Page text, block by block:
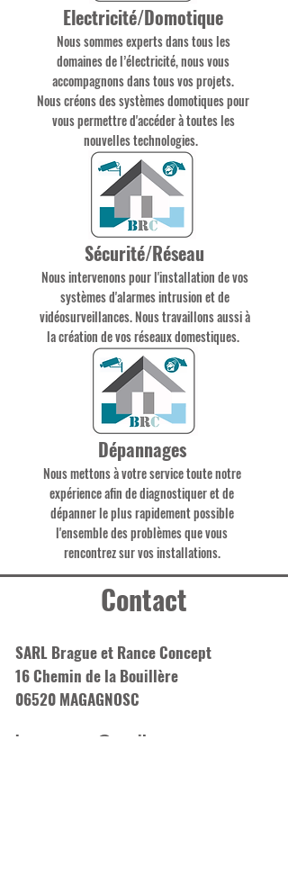
Electricité/Domotique
Nous sommes experts dans tous les
domaines de l’électricité, nous vous
accompagnons dans tous vos projets.
Nous créons des systèmes domotiques pour
vous permettre d'accéder à toutes les
nouvelles technologies.
Sécurité/Réseau
Nous intervenons pour l'installation de vos
systèmes d'alarmes intrusion et de
vidéosurveillances. Nous travaillons aussi à
la création de vos réseaux domestiques.
Dépannages
Nous mettons à votre service toute notre
expérience afin de diagnostiquer et de
dépanner le plus rapidement possible
l'ensemble des problèmes que vous
rencontrez sur vos installations.
Contact
SARL Brague et Rance Concept
16 Chemin de la Bouillère
06520 MAGAGNOSC
braguerance@gmail.com